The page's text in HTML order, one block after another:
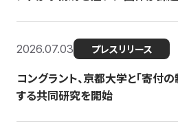
2026.07.03 プレスリリース
コングラント、京都大学と「寄付
する共同研究を開始